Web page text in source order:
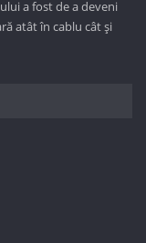
a fost de a deveni
atât în cablu cât și